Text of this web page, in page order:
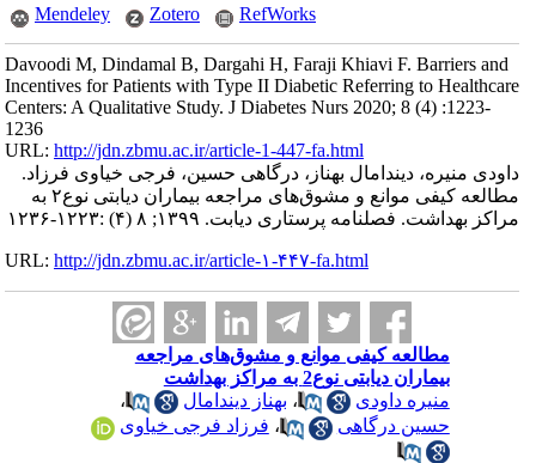
Mendeley
Zotero RefWorks
Davoodi M, Dindamal B, Dargahi H, Faraji Khiavi F. Barriers and
Incentives for Patients with Type II Diabetic Referring to Healthcare
Centers: A Qualitative Study. J Diabetes Nurs 2020; 8 (4) :1223-
1236
URL:http://jdn.zbmu.ac.ir/article-1-447-fa.html
داودی منیره، دیندامال بهناز، درگاهی حسین، فرجی خیاوی فرزاد.
مطالعه کیفی موانع و مشوق‌های مراجعه بیماران دیابتی نو‌ع۲ به
مراکز بهداشت. فصلنامه پرستاری دیابت. ۱۳۹۹; ۸ (۴) :۱۲۲۳-۱۲۳۶
URL:http://jdn.zbmu.ac.ir/article-۱-۴۴۷-fa.html
مطالعه کیفی موانع و مشوق‌های مراجعه
بیماران دیابتی نو‌ع2 به مراکز بهداشت
منیره داودی
،بهناز دیندامال
،
حسین درگاهی
،فرزاد فرجی خیاوی